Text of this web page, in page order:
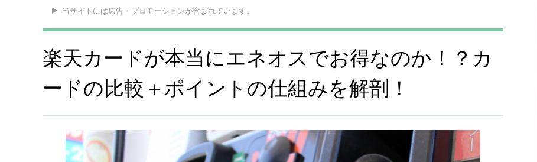
当サイトには広告・プロモーションが含まれています。
楽天カードが本当にエネオスでお得なのか！？カ
ードの比較＋ポイントの仕組みを解剖！